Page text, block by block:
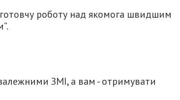
роботу над якомога швидшим
ЗМІ, а вам - отримувати